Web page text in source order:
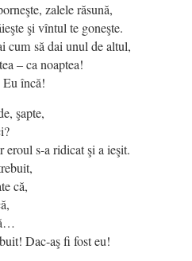
zalele răsună,
şi vîntul te goneşte.
cum să dai unul de altul,
– ca noaptea!
Eu încă!
şapte,
eroul s-a ridicat şi a ieşit.
că,
Dac-aş fi fost eu!